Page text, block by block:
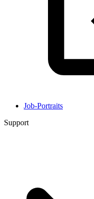
Job-Portraits
Support